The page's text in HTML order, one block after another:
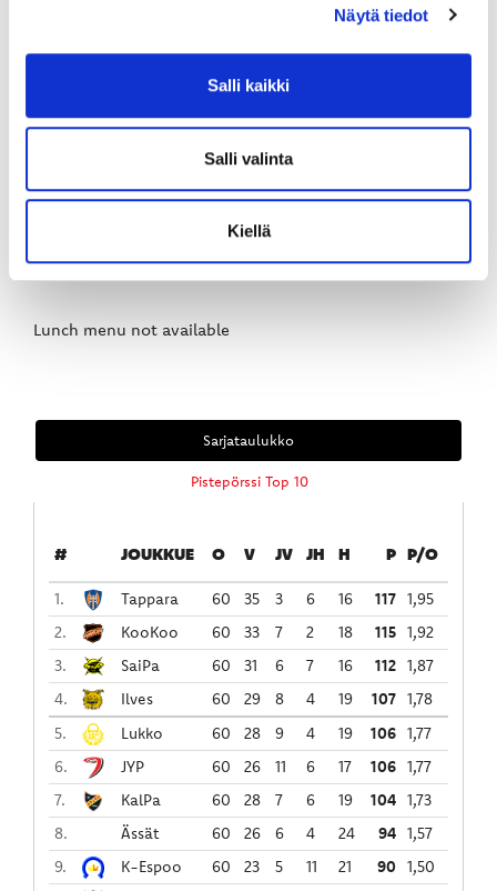
Näytä tiedot
Salli kaikki
Salli valinta
Kiellä
SPORT LOUNAS
Lunch menu not available
Sarjataulukko
Pistepörssi Top 10
# JOUKKUE O V JV JH H P P/O
1. Tappara 60 35 3 6 16 117 1,95
2.
KooKoo 60 33 7 2 18 115 1,92
3.
SaiPa 60 31 6 7 16 112 1,87
4.
Ilves 60 29 8 4 19 107 1,78
5.
Lukko 60 28 9 4 19 106 1,77
6.
JYP 60 26 11 6 17 106 1,77
7.
KalPa 60 28 7 6 19 104 1,73
8.
Ässät 60 26 6 4 24 94 1,57
9.
K-Espoo 60 23 5 11 21 90 1,50